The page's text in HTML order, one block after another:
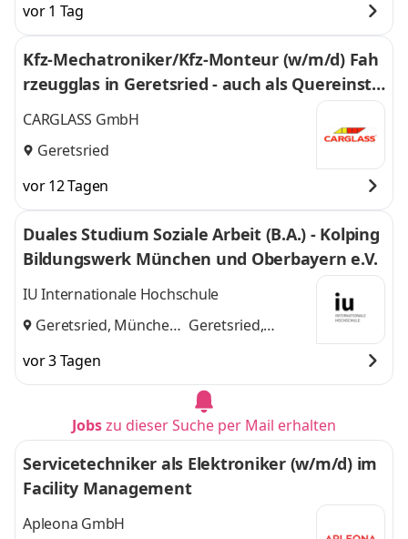
vor 1 Tag
Kfz-Mechatroniker/Kfz-Monteur (w/m/d) Fah
rzeugglas in Geretsried - auch als Quereinsti
eg - 435
CARGLASS GmbH
Geretsried
vor 12 Tagen
Duales Studium Soziale Arbeit (B.A.) - Kolping
Bildungswerk München und Oberbayern e.V.
IU Internationale Hochschule
Geretsried, München Geretsried,
vor 3 Tagen
Jobszu dieser Suche per Mail erhalten
Servicetechniker als Elektroniker (w/m/d) im
Facility Management
Apleona GmbH